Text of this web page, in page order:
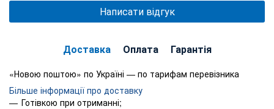
Написати відгук
Доставка Оплата Гарантія
«Новою поштою» по Україні — по тарифам перевізника
Більше інформації про доставку
Готівкою при отриманні;